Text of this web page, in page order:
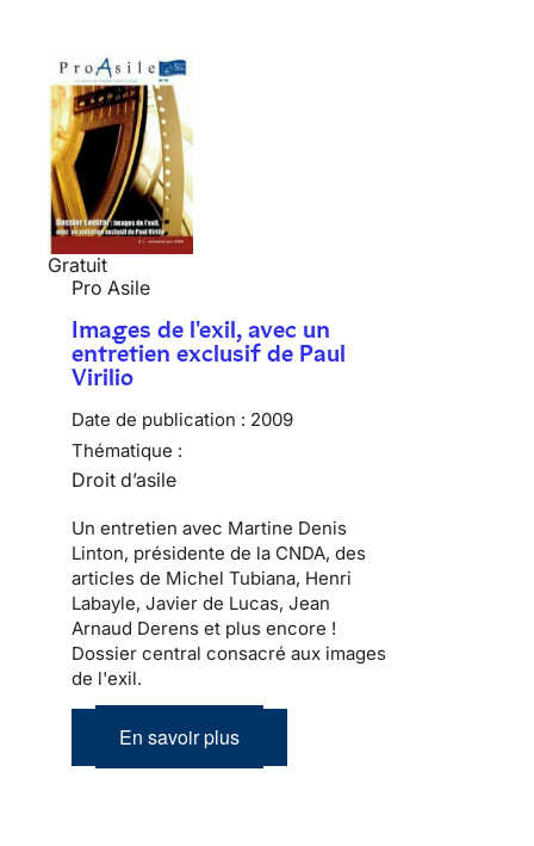
Gratuit
Pro Asile
Images de l'exil, avec un
entretien exclusif de Paul
Virilio
Date de publication : 2009
Thématique :
Droit d’asile
Un entretien avec Martine Denis
Linton, présidente de la CNDA, des
articles de Michel Tubiana, Henri
Labayle, Javier de Lucas, Jean
Arnaud Derens et plus encore !
Dossier central consacré aux images
de l'exil.
En savoir plus